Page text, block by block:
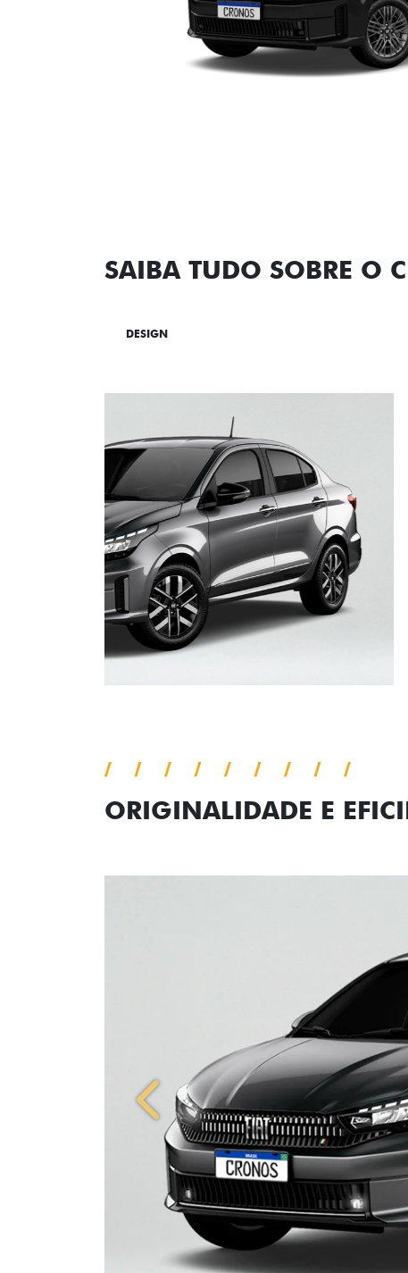
SAIBA TUDO SOBRE O
DESIGN
ORIGINALIDADE E
Anterior